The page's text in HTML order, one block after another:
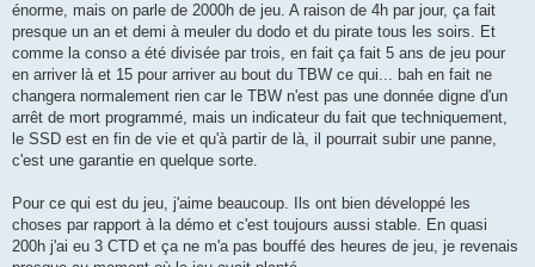
énorme, mais on parle de 2000h de jeu. A raison de 4h par jour, ça fait
presque un an et demi à meuler du dodo et du pirate tous les soirs. Et
comme la conso a été divisée par trois, en fait ça fait 5 ans de jeu pour
en arriver là et 15 pour arriver au bout du TBW ce qui... bah en fait ne
changera normalement rien car le TBW n'est pas une donnée digne d'un
arrêt de mort programmé, mais un indicateur du fait que techniquement,
le SSD est en fin de vie et qu'à partir de là, il pourrait subir une panne,
c'est une garantie en quelque sorte.
Pour ce qui est du jeu, j'aime beaucoup. Ils ont bien développé les
choses par rapport à la démo et c'est toujours aussi stable. En quasi
200h j'ai eu 3 CTD et ça ne m'a pas bouffé des heures de jeu, je revenais